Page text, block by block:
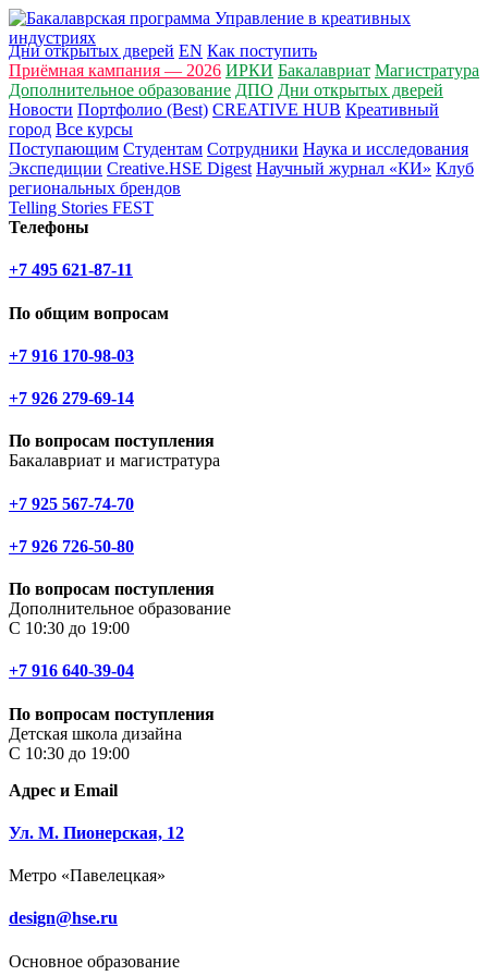
Дни открытых дверей EN Как поступить
Приёмная кампания — 2026 ИРКИ Бакалавриат Магистратура
Дополнительное образование ДПО Дни открытых дверей
Новости Портфолио (Best) CREATIVE HUB Креативный
город Все курсы
Поступающим Студентам Сотрудники Наука и исследования
Экспедиции Creative.HSE Digest Научный журнал «КИ» Клуб
региональных брендов
Telling Stories FEST
Телефоны
+7 495 621-87-11
По общим вопросам
+7 916 170-98-03
+7 926 279-69-14
По вопросам поступления
Бакалавриат и магистратура
+7 925 567-74-70
+7 926 726-50-80
По вопросам поступления
Дополнительное образование
С 10:30 до 19:00
+7 916 640-39-04
По вопросам поступления
Детская школа дизайна
С 10:30 до 19:00
Адрес и Email
Ул. М. Пионерская, 12
Метро «Павелецкая»
design@hse.ru
Основное образование